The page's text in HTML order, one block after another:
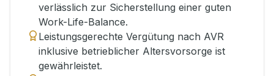
verlässlich zur Sicherstellung einer guten
Work-Life-Balance.
Leistungsgerechte Vergütung nach AVR
inklusive betrieblicher Altersvorsorge ist
gewährleistet.